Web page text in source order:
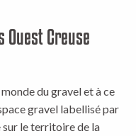
Ouest Creuse
du gravel et à ce
gravel labellisé par
sur le territoire de la